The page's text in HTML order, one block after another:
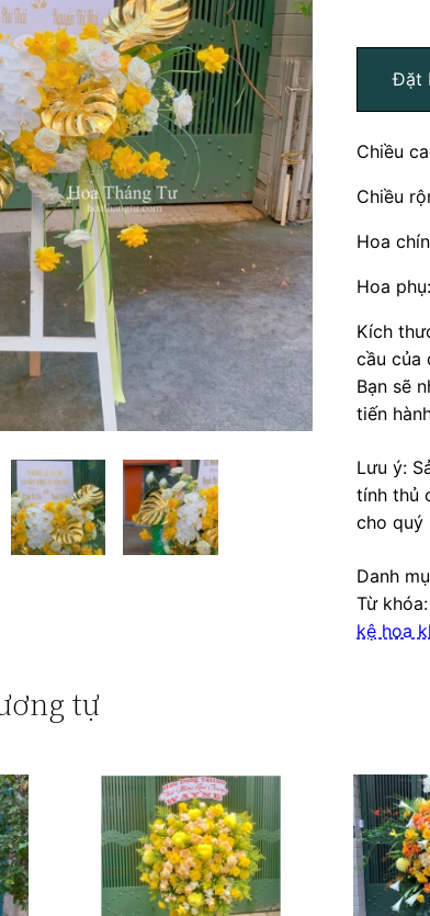
Đặt
Chiều
Chiều
Hoa
Hoa
Kích
cầu của
Bạn sẽ
tiến
Lưu ý:
tính thủ
cho quý
Danh
Từ khóa:
kệ hoa
tự